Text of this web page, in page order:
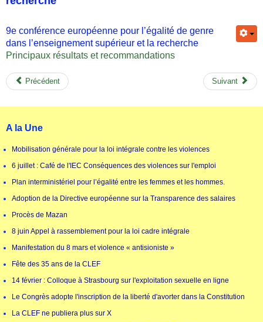
9e conférence européenne pour l’égalité de genre
dans l’enseignement supérieur et la recherche
Principaux résultats et recommandations
Précédent Suivant
A la Une
Mobilisation générale pour la loi intégrale contre les violences
6 juillet : Café de l'IEC Conséquences des violences sur l'emploi
Plan interministériel pour l’égalité entre les femmes et les hommes.
Adoption de la Directive européenne sur la Transparence des salaires
Procès de Mazan
8 juin Appel à rassemblement pour la loi cadre intégrale
Manifestation du 8 mars et violence « antisioniste »
Fête des 35 ans de la CLEF
14 février : Colloque à Strasbourg sur l'exploitation sexuelle en ligne
Le Congrès adopte l'inscription de la liberté d'avorter dans la Constitution
La CLEF ne publiera plus sur X